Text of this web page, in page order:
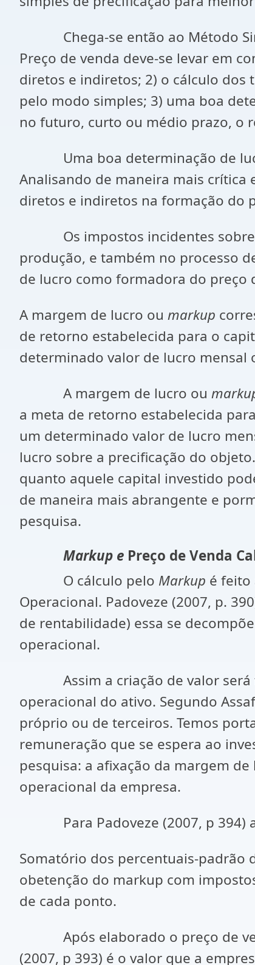
Chega-se então ao Método
Preço de venda deve-se levar em
diretos e indiretos; 2) o cálculo
pelo modo simples; 3) uma boa
no futuro, curto ou médio prazo, o
Uma boa determinação de
Analisando de maneira mais
diretos e indiretos na formação do
Os impostos incidentes sobre o
produção, e também no processo
de lucro como formadora do preço
A margem de lucro ou markup
de retorno estabelecida para o
determinado valor de lucro mensal
A margem de lucro ou
a meta de retorno estabelecida
um determinado valor de lucro
lucro sobre a precificação do
quanto aquele capital investido
de maneira mais abrangente e
pesquisa.
Markup e Preço de Venda
O cálculo pelo Markup é feito
Operacional. Padoveze (2007, p.
de rentabilidade) essa se
operacional.
Assim a criação de valor será
operacional do ativo. Segundo
próprio ou de terceiros. Temos
remuneração que se espera ao
pesquisa: a afixação da margem
operacional da empresa.
Para Padoveze (2007, p 394) a
Somatório dos percentuais-padrão
obetenção do markup com
de cada ponto.
Após elaborado o preço de
(2007, p 393) é o valor que a